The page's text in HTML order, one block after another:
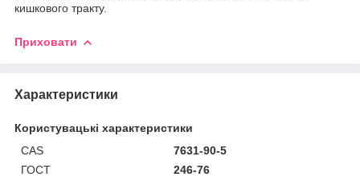
кишкового тракту.
Приховати
Характеристики
Користувацькі характеристики
CAS
7631-90-5
ГОСТ
246-76